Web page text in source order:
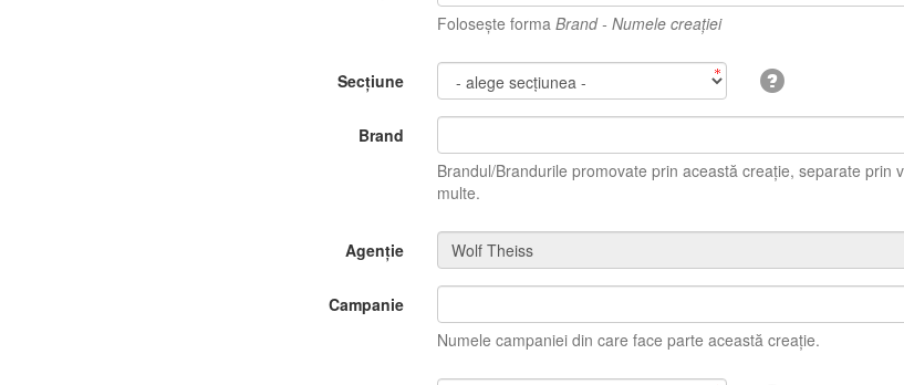
Folosește forma Brand - Numele creației
Secțiune
Brand
Brandul/Brandurile promovate prin această creație, separate prin virgulă în cazul în care sunt mai
multe.
Agenție
Campanie
Numele campaniei din care face parte această creație.